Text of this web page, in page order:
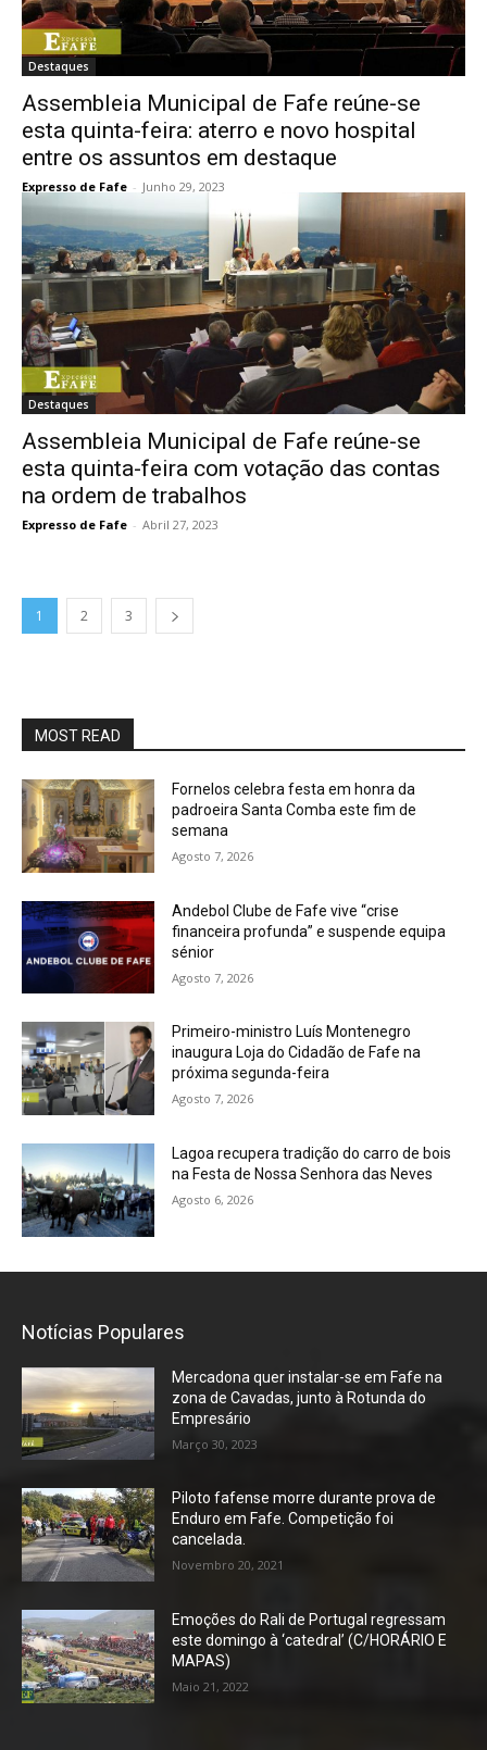
Destaques
Assembleia Municipal de Fafe reúne-se
esta quinta-feira: aterro e novo hospital
entre os assuntos em destaque
Expresso de Fafe - Junho 29, 2023
Destaques
Assembleia Municipal de Fafe reúne-se
esta quinta-feira com votação das contas
na ordem de trabalhos
Expresso de Fafe - Abril 27, 2023
1 2 3
MOST READ
Fornelos celebra festa em honra da
padroeira Santa Comba este fim de
semana
Agosto 7, 2026
Andebol Clube de Fafe vive “crise
financeira profunda” e suspende equipa
sénior
Agosto 7, 2026
Primeiro-ministro Luís Montenegro
inaugura Loja do Cidadão de Fafe na
próxima segunda-feira
Agosto 7, 2026
Lagoa recupera tradição do carro de bois
na Festa de Nossa Senhora das Neves
Agosto 6, 2026
Notícias Populares
Mercadona quer instalar-se em Fafe na
zona de Cavadas, junto à Rotunda do
Empresário
Março 30, 2023
Piloto fafense morre durante prova de
Enduro em Fafe. Competição foi
cancelada.
Novembro 20, 2021
Emoções do Rali de Portugal regressam
este domingo à ‘catedral’ (C/HORÁRIO E
MAPAS)
Maio 21, 2022